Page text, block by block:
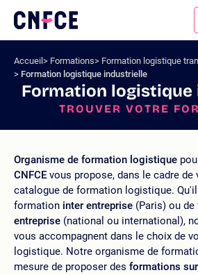
contenu
menu
la
Logo
site
Accueil Formations
Formation logistique
Formation logistique industrielle
Formation
TROUVER VOTRE
Organisme de formation logistique
CNFCE vous propose, dans le cadre de
catalogue de formation logistique.
formation inter entreprise (Paris) ou
entreprise (national ou international),
vous accompagnent dans le choix de
logistique. Notre organisme de
mesure de proposer des formations